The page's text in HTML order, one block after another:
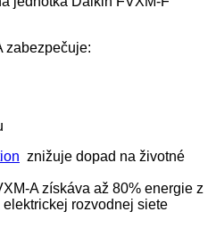
zabezpečuje:
znižuje dopad na životné
A získáva až 80% energie z
rozvodnej siete